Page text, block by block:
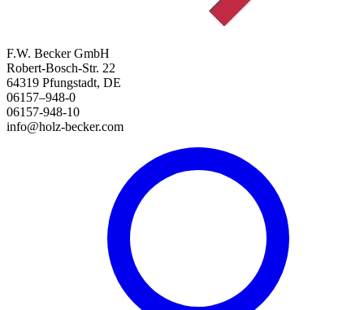
F.W. Becker GmbH
Robert-Bosch-Str. 22
64319 Pfungstadt, DE
06157–948-0
06157-948-10
info@holz-becker.com